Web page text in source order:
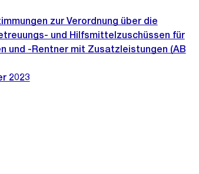
zur Verordnung über die
und Hilfsmittelzuschüssen für
und -Rentner mit Zusatzleistungen (AB
2023